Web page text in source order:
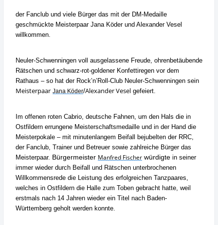
der Fanclub und viele Bürger das mit der DM-Medaille
geschmückte Meisterpaar Jana Köder und Alexander Vesel
willkommen.
Neuler-Schwenningen voll ausgelassene Freude, ohrenbetäubende
Rätschen und schwarz-rot-goldener Konfettiregen vor dem
Rathaus – so hat der Rock’n’Roll-Club Neuler-Schwenningen sein
Meisterpaar Jana Köder/AlexanderVesel gefeiert.
Im offenen roten Cabrio, deutsche Fahnen, um den Hals die in
Ostfildern errungene Meisterschaftsmedaille und in der Hand die
Meisterpokale – mit minutenlangem Beifall bejubelten der RRC,
der Fanclub, Trainer und Betreuer sowie zahlreiche Bürger das
Meisterpaar. Bürgermeister Manfred Fischer würdigte in seiner
immer wieder durch Beifall und Rätschen unterbrochenen
Willkommensrede die Leistung des erfolgreichen Tanzpaares,
welches in Ostfildern die Halle zum Toben gebracht hatte, weil
erstmals nach 14 Jahren wieder ein Titel nach Baden-
Württemberg geholt werden konnte.